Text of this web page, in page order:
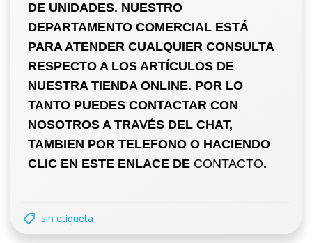
DE UNIDADES. NUESTRO
DEPARTAMENTO COMERCIAL ESTÁ
PARA ATENDER CUALQUIER CONSULTA
RESPECTO A LOS ARTÍCULOS DE
NUESTRA TIENDA ONLINE. POR LO
TANTO PUEDES CONTACTAR CON
NOSOTROS A TRAVÉS DEL CHAT,
TAMBIEN POR TELEFONO O HACIENDO
CLIC EN ESTE ENLACE DE CONTACTO.
sin etiqueta